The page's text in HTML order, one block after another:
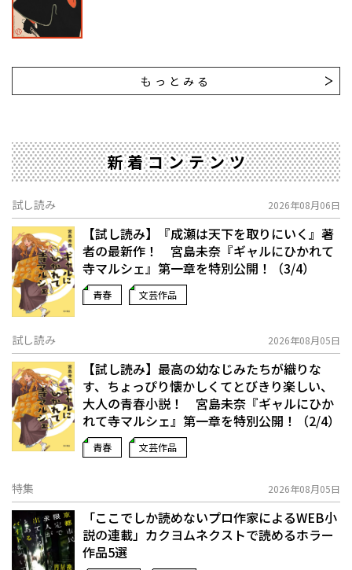
もっとみる
新着コンテンツ
試し読み 2026年08月06日
【試し読み】『成瀬は天下を取りにいく』著
者の最新作！ 宮島未奈『ギャルにひかれて
寺マルシェ』第一章を特別公開！（3/4）
青春 文芸作品
試し読み 2026年08月05日
【試し読み】最高の幼なじみたちが織りな
す、ちょっぴり懐かしくてとびきり楽しい、
大人の青春小説！ 宮島未奈『ギャルにひか
れて寺マルシェ』第一章を特別公開！（2/4）
青春 文芸作品
特集 2026年08月05日
「ここでしか読めないプロ作家によるWEB小
説の連載」――カクヨムネクストで読めるホラー
作品5選